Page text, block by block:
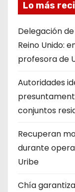
Lo más
Delegación
Reino Unido:
profesora de
Autoridades
conjuntos
Recuperan
durante
Uribe
Chía